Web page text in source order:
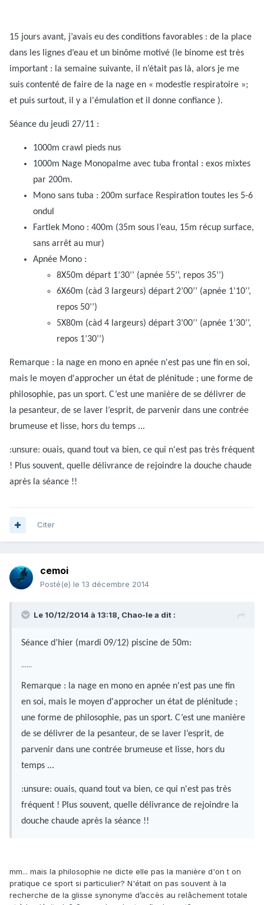
15 jours avant, j’avais eu des conditions favorables : de la place
dans les lignes d’eau et un binôme motivé (le binome est très
important : la semaine suivante, il n’était pas là, alors je me
suis contenté de faire de la nage en « modestie respiratoire »;
et puis surtout, il y a l'émulation et il donne confiance ).
Séance du jeudi 27/11 :
1000m crawl pieds nus
1000m Nage Monopalme avec tuba frontal : exos mixtes
par 200m.
Mono sans tuba : 200m surface Respiration toutes les 5-6
ondul
Fartlek Mono : 400m (35m sous l’eau, 15m récup surface,
sans arrêt au mur)
Apnée Mono :
8X50m départ 1’30’’ (apnée 55’’, repos 35’’)
6X60m (càd 3 largeurs) départ 2’00’’ (apnée 1’10’’,
repos 50’’)
5X80m (càd 4 largeurs) départ 3’00’’ (apnée 1’30’’,
repos 1’30’’)
Remarque : la nage en mono en apnée n'est pas une fin en soi,
mais le moyen d'approcher un état de plénitude ; une forme de
philosophie, pas un sport. C’est une manière de se délivrer de
la pesanteur, de se laver l’esprit, de parvenir dans une contrée
brumeuse et lisse, hors du temps ...
:unsure: ouais, quand tout va bien, ce qui n'est pas très fréquent
! Plus souvent, quelle délivrance de rejoindre la douche chaude
après la séance !!
Citer
cemoi
Posté(e) le 13 décembre 2014
Le 10/12/2014 à 13:18, Chao-le a dit :
Séance d’hier (mardi 09/12) piscine de 50m:
......
Remarque : la nage en mono en apnée n'est pas une fin
en soi, mais le moyen d'approcher un état de plénitude ;
une forme de philosophie, pas un sport. C’est une manière
de se délivrer de la pesanteur, de se laver l’esprit, de
parvenir dans une contrée brumeuse et lisse, hors du
temps ...
:unsure: ouais, quand tout va bien, ce qui n'est pas très
fréquent ! Plus souvent, quelle délivrance de rejoindre la
douche chaude après la séance !!
mm... mais la philosophie ne dicte elle pas la manière d'on t on
pratique ce sport si particulier? N'était on pas souvent à la
recherche de la glisse synonyme d’accès au relâchement totale